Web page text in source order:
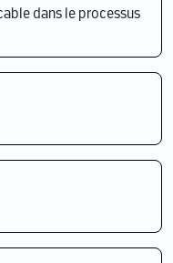
dans le processus